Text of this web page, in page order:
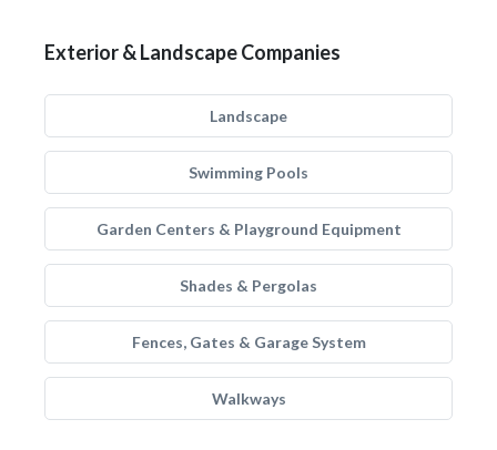
Exterior & Landscape Companies
Landscape
Swimming Pools
Garden Centers & Playground Equipment
Shades & Pergolas
Fences, Gates & Garage System
Walkways